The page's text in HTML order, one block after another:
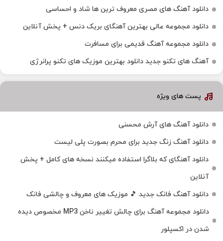
دانلود آهنگ های مصری معروف ترین ها شاد و احساسی
دانلود مجموعه عالی بهترین آهنگای بریک دنس + پخش آنلاین
دانلود مجموعه آهنگ قدیمی برای مسافرت
آهنگ های تکنو جدید دانلود بهترین موزیک های تکنو پرانرژی
پست های ویژه
دانلود آهنگ های آرش محسنی
دانلود آهنگ زنگ جدید برای محرم بصورت پلی لیست
دانلود آهنگای که بلاگرا استفاده میکنند نسخه های کامل + پخش
آنلاین
دانلود آهنگ فانک جدید 🎵 موزیک‌ های معروف و چالشی فانک
دانلود مجموعه آهنگ برای چالش تغییر ناخن MP3 مخصوص دیده
شدن در اکسپلور